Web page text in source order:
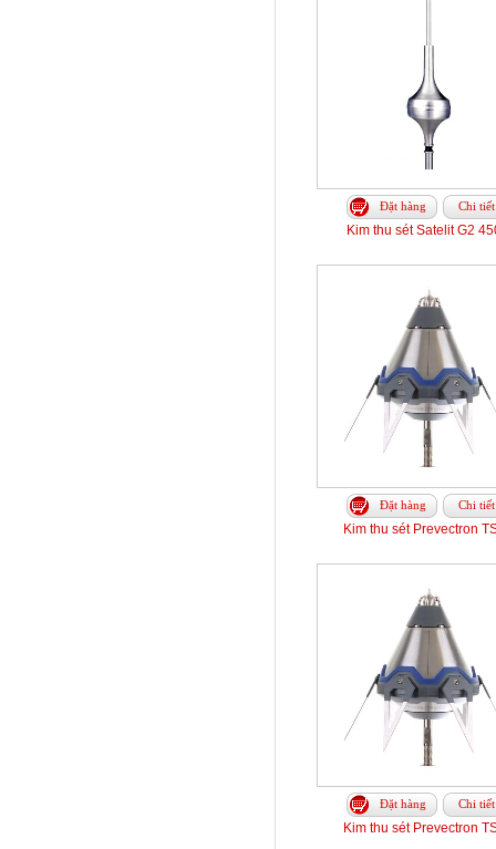
Đặt hàng Chi tiết
Kim thu sét Satelit G2
Đặt hàng Chi tiết
Kim thu sét Prevectron
Đặt hàng Chi tiết
Kim thu sét Prevectron